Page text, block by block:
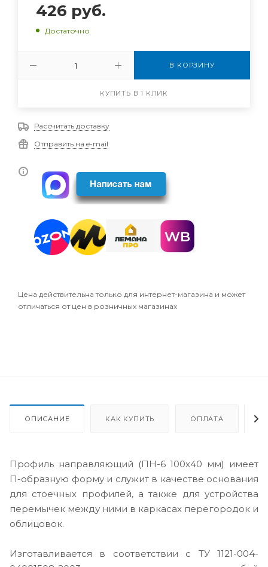
426 руб.
Достаточно
В КОРЗИНУ
КУПИТЬ В 1 КЛИК
Рассчитать доставку
Отправить на e-mail
Цена действительна только для интернет-магазина и может
отличаться от цен в розничных магазинах
ОПИСАНИЕ КАК КУПИТЬ ОПЛАТА
Профиль направляющий (ПН-6 100х40 мм) имеет
П-образную форму и служит в качестве основания
для стоечных профилей, а также для устройства
перемычек между ними в каркасах перегородок и
облицовок.
Изготавливается в соответствии с ТУ 1121-004-